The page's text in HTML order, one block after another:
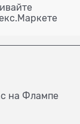
на Флампе